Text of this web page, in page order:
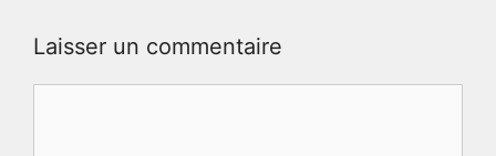
Laisser un commentaire